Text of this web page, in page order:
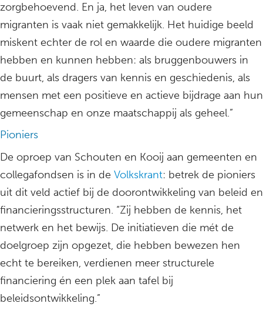
zorgbehoevend. En ja, het leven van oudere
migranten is vaak niet gemakkelijk. Het huidige beeld
miskent echter de rol en waarde die oudere migranten
hebben en kunnen hebben: als bruggenbouwers in
de buurt, als dragers van kennis en geschiedenis, als
mensen met een positieve en actieve bijdrage aan hun
gemeenschap en onze maatschappij als geheel.”
Pioniers
De oproep van Schouten en Kooij aan gemeenten en
collegafondsen is in de Volkskrant: betrek de pioniers
uit dit veld actief bij de doorontwikkeling van beleid en
financieringsstructuren. “Zij hebben de kennis, het
netwerk en het bewijs. De initiatieven die mét de
doelgroep zijn opgezet, die hebben bewezen hen
echt te bereiken, verdienen meer structurele
financiering én een plek aan tafel bij
beleidsontwikkeling.”